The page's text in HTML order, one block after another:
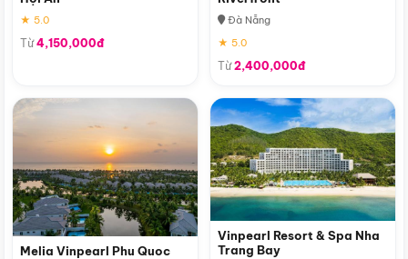
★ 5.0
Từ4,150,000đ
Đà Nẵng
★ 5.0
Từ2,400,000đ
Melia Vinpearl Phu Quoc
Vinpearl Resort & Spa Nha
Trang Bay